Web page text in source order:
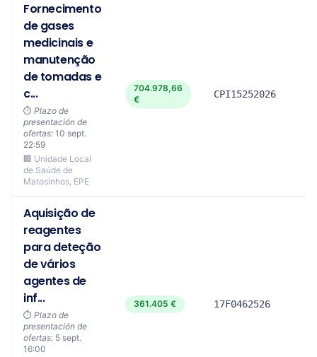
Fornecimento
de gases
medicinais e
manutenção
de tomadas e
c...
⏱️ Plazo de
presentación de
ofertas: 10 sept.
22:59
🏢 Unidade Local
de Saúde de
Matosinhos, EPE
704.978,66
€
CPI15252026
Aquisição de
reagentes
para deteção
de vários
agentes de
inf...
⏱️ Plazo de
presentación de
ofertas: 5 sept.
16:00
361.405 € 17F0462526